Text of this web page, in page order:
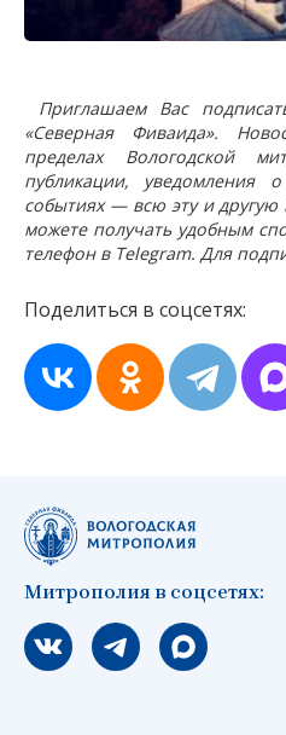
Приглашаем Вас
«Северная Фиваида».
пределах Вологодской
публикации, уведомления
событиях — всю эту и
можете получать удобным
телефон в Telegram. Для
Поделиться в соцсетях:
Митрополия в соцсетях:
Мы вконтакте
Мы в telegram
Мы в Макс